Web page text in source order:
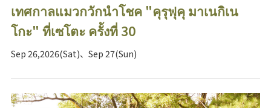
เทศกาลแมวกวักนำโชค "คุรุฟุคุ มาเนกิเน
โกะ" ที่เซโตะ ครั้งที่ 30
Sep 26,2026(Sat)、Sep 27(Sun)